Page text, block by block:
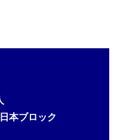
本ブロック